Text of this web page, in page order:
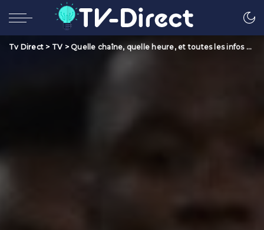
Tv Direct > TV >Quelle chaîne, quelle heure, et toutes les infos sur le match Real Madrid – Manchester City en Ligue des champions ?